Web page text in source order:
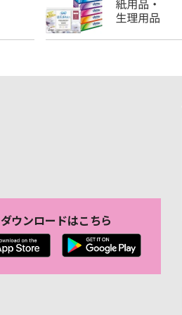
ダウンロードはこちら